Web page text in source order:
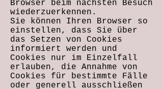
Browser beim nächsten Besuch
wiederzuerkennen.
Sie können Ihren Browser so
einstellen, dass Sie über
das Setzen von Cookies
informiert werden und
Cookies nur im Einzelfall
erlauben, die Annahme von
Cookies für bestimmte Fälle
oder generell ausschließen